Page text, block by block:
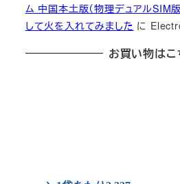
ム 中国本土版（物理デュアルSIM
して火を入れてみました に
お買い物はこ